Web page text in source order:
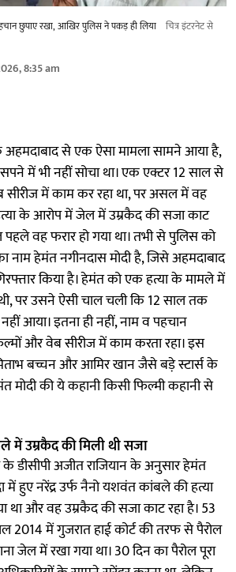
छुपाए रखा, आखिर पुलिस ने पकड़ ही लिया चित्र इंटरनेट से
8:35 am
से एक ऐसा मामला सामने आया है,
में भी नहीं सोचा था। एक एक्टर 12 साल से
सीरीज में काम कर रहा था, पर असल में वह
के आरोप में जेल में उम्रकैद की सजा काट
पहले वह फरार हो गया था। तभी से पुलिस को
हेमंत नगीनदास मोदी है, जिसे अहमदाबाद
किया है। हेमंत को एक हत्या के मामले में
पर उसने ऐसी चाल चली कि 12 साल तक
आया। इतना ही नहीं, नाम व पहचान
और वेब सीरीज में काम करता रहा। इस
बच्चन और आमिर खान जैसे बड़े स्टार्स के
मोदी की ये कहानी किसी फिल्मी कहानी से
में उम्रकैद की मिली थी सजा
के डीसीपी अजीत राजियान के अनुसार हेमंत
में हुए नरेंद्र उर्फ नैनो यशवंत कांबले की हत्या
था और वह उम्रकैद की सजा काट रहा है। 53
2014 में गुजरात हाई कोर्ट की तरफ से पैरोल
जेल में रखा गया था। 30 दिन का पैरोल पूरा